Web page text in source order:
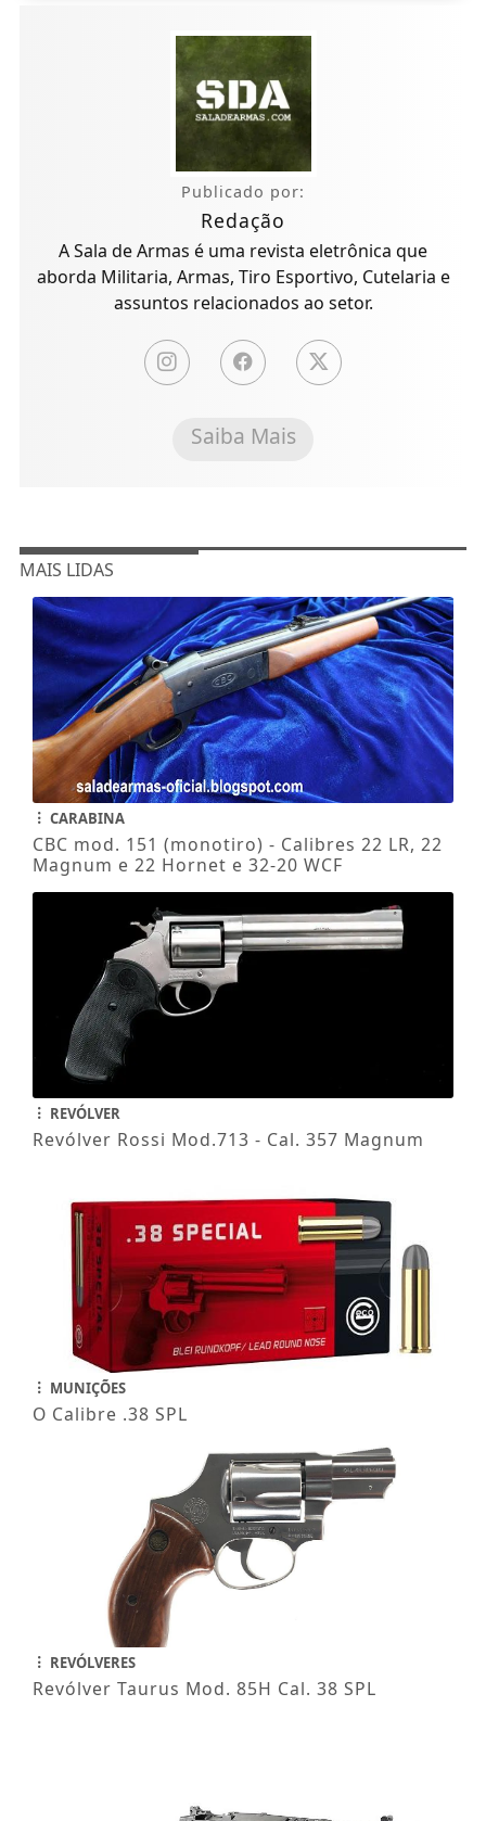
Publicado por:
Redação
A Sala de Armas é uma revista eletrônica que
aborda Militaria, Armas, Tiro Esportivo, Cutelaria e
assuntos relacionados ao setor.
Saiba Mais
MAIS LIDAS
CARABINA
CBC mod. 151 (monotiro) - Calibres 22 LR, 22
Magnum e 22 Hornet e 32-20 WCF
REVÓLVER
Revólver Rossi Mod.713 - Cal. 357 Magnum
MUNIÇÕES
O Calibre .38 SPL
REVÓLVERES
Revólver Taurus Mod. 85H Cal. 38 SPL